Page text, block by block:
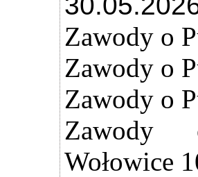
Zawody o
Zawody o
Zawody o
Zawody
Wołowice